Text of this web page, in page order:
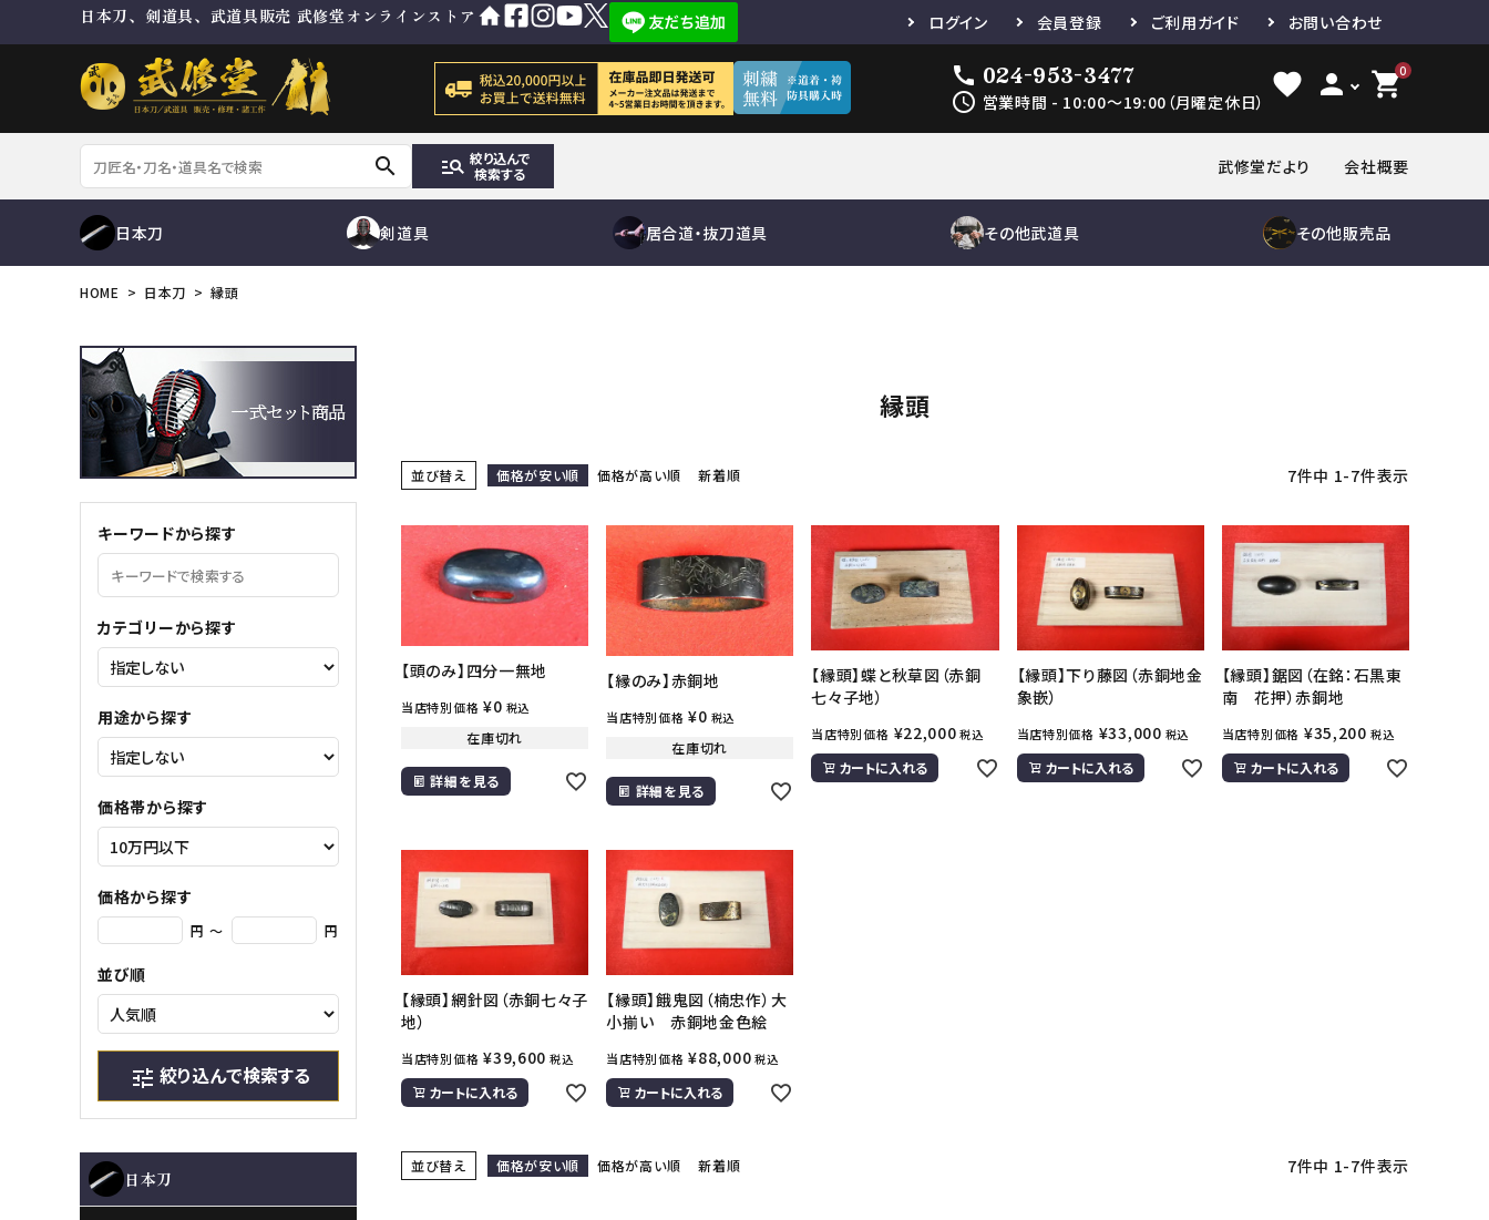
日本刀、剣道具、武道具販売 武修堂オンラインストア ログイン 会員登録 ご利用ガイド お問い合わせ
call 024-953-3477
schedule 営業時間 - 10:00～19:00（月曜定休日）
favorite person 0
shopping_cart
search manage_search 絞り込んで
検索する
武修堂だより 会社概要
日本刀
刀 脇差
目貫
修理及び諸工作
剣道具 居合道・抜刀道具
袴単品
その他武道具 その他販売品
ACCOUNT MENU
ようこそ ゲスト 様
ログイン person 会員登録
コンテンツ
ご利用ガイド
特定商取引法について
お問い合わせ
HOME 日本刀 縁頭
キーワードから探す
カテゴリーから探す
用途から探す
価格帯から探す
価格から探す
円 ～ 円
並び順
tune 絞り込んで検索する
日本刀
縁頭
並び替え 価格が安い順 価格が高い順 新着順 7件中 1-7件表示
【頭のみ】四分一無地
当店特別価格 ¥0 税込
在庫切れ
詳細を見る
【縁のみ】赤銅地
当店特別価格 ¥0 税込
在庫切れ
詳細を見る
【縁頭】蝶と秋草図（赤銅
七々子地）
当店特別価格 ¥22,000 税込
カートに入れる
【縁頭】下り藤図（赤銅地金
象嵌）
当店特別価格 ¥33,000 税込
カートに入れる
【縁頭】鋸図（在銘：石黒東
南 花押）赤銅地
当店特別価格 ¥35,200 税込
カートに入れる
【縁頭】網針図（赤銅七々子
地）
当店特別価格 ¥39,600 税込
カートに入れる
【縁頭】餓鬼図（楠忠作）大
小揃い 赤銅地金色絵
当店特別価格 ¥88,000 税込
カートに入れる
並び替え 価格が安い順 価格が高い順 新着順 7件中 1-7件表示